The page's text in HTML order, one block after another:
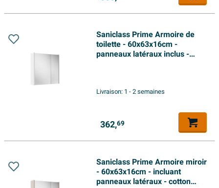
Saniclass Prime Armoire de
toilette - 60x63x16cm -
panneaux latéraux inclus -
Livraison: 1 - 2 semaines
362,69
Saniclass Prime Armoire miroir
- 60x63x16cm - incluant
panneaux latéraux - cotton